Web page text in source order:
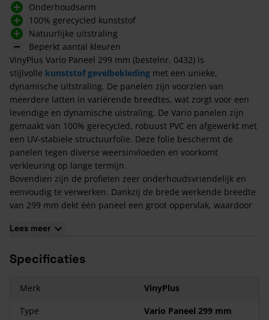
Onderhoudsarm
100% gerecycled kunststof
Natuurlijke uitstraling
Beperkt aantal kleuren
VinyPlus Vario Paneel 299 mm (bestelnr. 0432) is
stijlvolle kunststof gevelbekleding met een unieke,
dynamische uitstraling. De panelen zijn voorzien van
meerdere latten in variërende breedtes, wat zorgt voor een
levendige en dynamische uistraling. De Vario panelen zijn
gemaakt van 100% gerecycled, robuust PVC en afgewerkt met
een UV-stabiele structuurfolie. Deze folie beschermt de
panelen tegen diverse weersinvloeden en voorkomt
verkleuring op lange termijn.
Bovendien zijn de profielen zeer onderhoudsvriendelijk en
eenvoudig te verwerken. Dankzij de brede werkende breedte
van 299 mm dekt één paneel een groot oppervlak, waardoor
horizontaal als verticaal monteren. Ook combineert dit
assortiment.
Paneel?
Buitenhoekprofiel (0401)
Montage Buitenhoekprofiel
Lees meer
Specificaties
Merk
VinyPlus
Type
Vario Paneel 299 mm